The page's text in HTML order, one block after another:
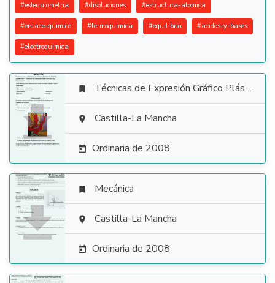
#estequiometria #disoluciones #estructura-atomica
#enlace-quimico #termoquimica #equilibrio #acidos-y-bases
#electroquimica

 Técnicas de Expresión Gráfico Plástica
 Castilla-La Mancha
 Ordinaria de 2008

 Mecánica
 Castilla-La Mancha
 Ordinaria de 2008